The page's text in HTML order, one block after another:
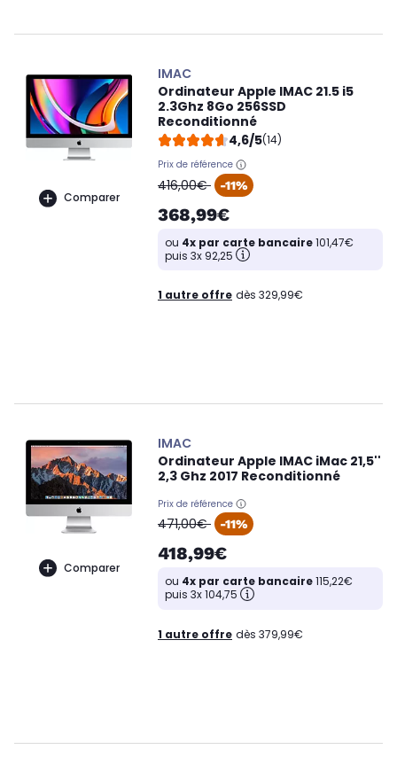
Comparer
IMAC
Ordinateur Apple IMAC 21.5 i5
2.3Ghz 8Go 256SSD
Reconditionné
4,6/5(14)
Prix de référence
oldPrice
416,00€ -11%
368,99€
ou 4x par carte bancaire101,47€
puis 3x 92,25
1 autre offre dès 329,99€
Comparer
IMAC
Ordinateur Apple IMAC iMac 21,5''
2,3 Ghz 2017 Reconditionné
Prix de référence
oldPrice
471,00€ -11%
418,99€
ou 4x par carte bancaire115,22€
puis 3x 104,75
1 autre offre dès 379,99€